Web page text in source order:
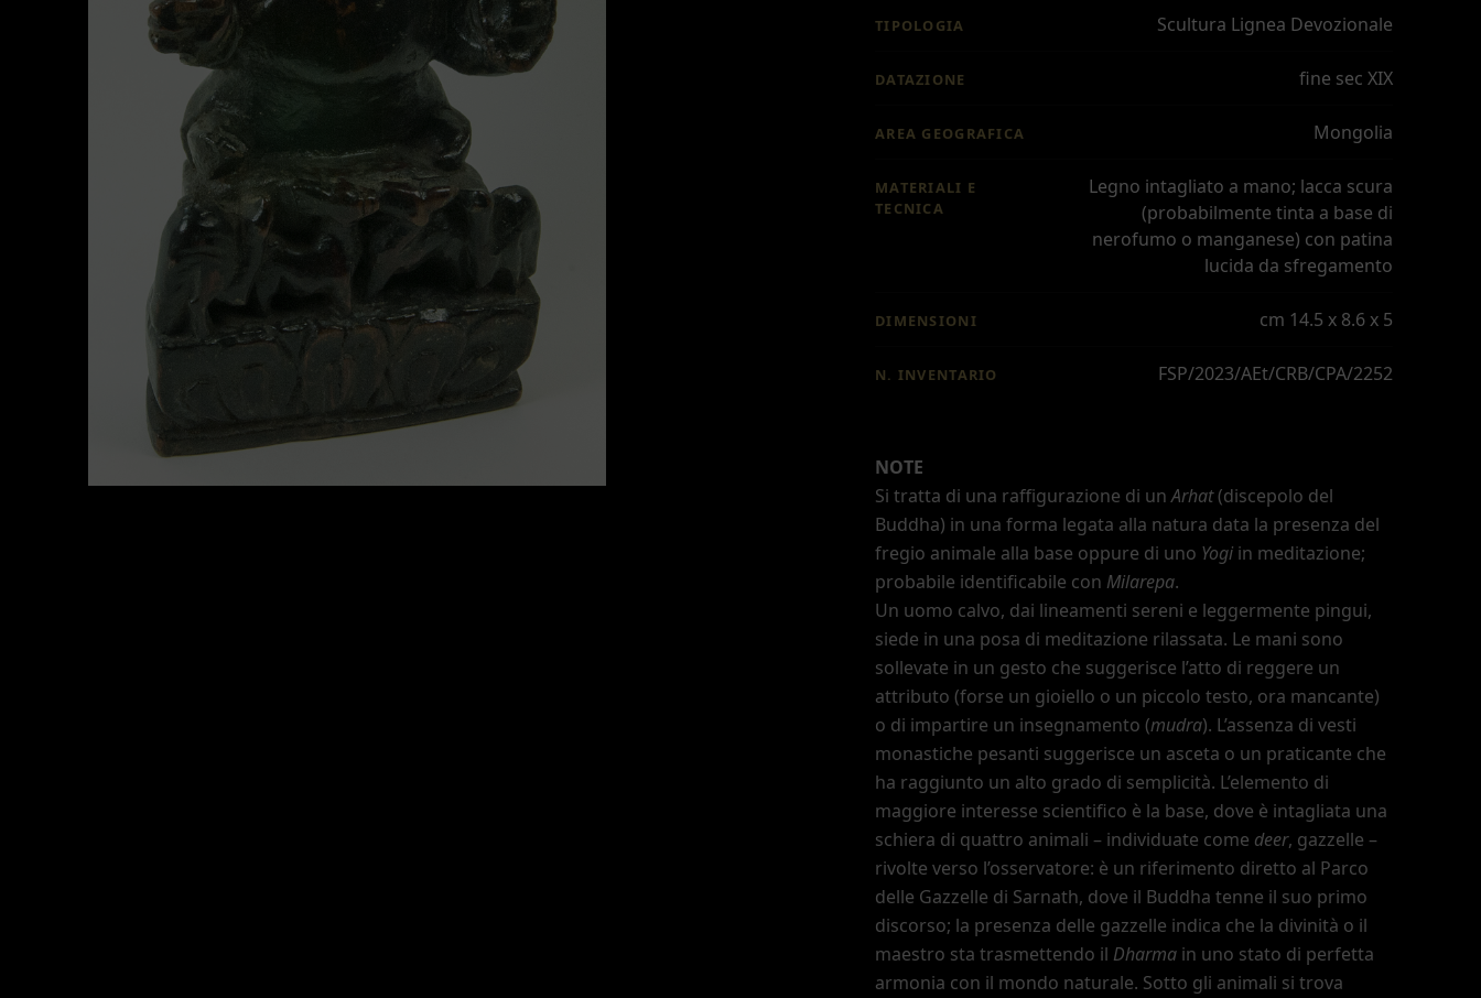
TIPOLOGIA Scultura Lignea Devozionale
DATAZIONE fine sec XIX
AREA GEOGRAFICA Mongolia
MATERIALI E
TECNICA
Legno intagliato a mano; lacca scura
(probabilmente tinta a base di
nerofumo o manganese) con patina
lucida da sfregamento
DIMENSIONI cm 14.5 x 8.6 x 5
N. INVENTARIO FSP/2023/AEt/CRB/CPA/2252
NOTE
Si tratta di una raffigurazione di unArhat(discepolo del
Buddha) in una forma legata alla natura data la presenza del
fregio animale alla base oppure di uno Yogi in meditazione;
probabile identificabile con Milarepa.
Un uomo calvo, dai lineamenti sereni e leggermente pingui,
siede in una posa di meditazione rilassata. Le mani sono
sollevate in un gesto che suggerisce l’atto di reggere un
attributo (forse un gioiello o un piccolo testo, ora mancante)
o di impartire un insegnamento (mudra). L’assenza di vesti
monastiche pesanti suggerisce un asceta o un praticante che
ha raggiunto un alto grado di semplicità. L’elemento di
maggiore interesse scientifico è la base, dove è intagliata una
schiera di quattro animali – individuate come deer, gazzelle –
rivolte verso l’osservatore: è un riferimento diretto al Parco
delle Gazzelle di Sarnath, dove il Buddha tenne il suo primo
discorso; la presenza delle gazzelle indica che la divinità o il
maestro sta trasmettendo il Dharma in uno stato di perfetta
armonia con il mondo naturale. Sotto gli animali si trova